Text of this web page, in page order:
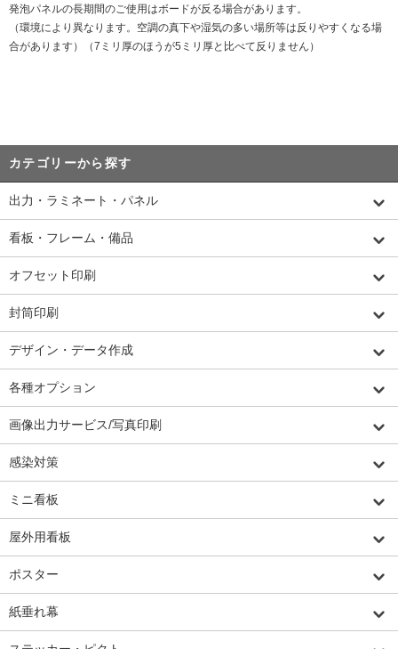
発泡パネルの長期間のご使用はボードが反る場合があります。
（環境により異なります。空調の真下や湿気の多い場所等は反りやすくなる場
合があります）（7ミリ厚のほうが5ミリ厚と比べて反りません）
カテゴリーから探す
出力・ラミネート・パネル
看板・フレーム・備品
オフセット印刷
封筒印刷
デザイン・データ作成
各種オプション
画像出力サービス/写真印刷
感染対策
ミニ看板
屋外用看板
ポスター
紙垂れ幕